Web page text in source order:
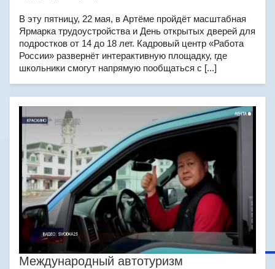
В эту пятницу, 22 мая, в Артёме пройдёт масштабная
Ярмарка трудоустройства и День открытых дверей для
подростков от 14 до 18 лет. Кадровый центр «Работа
России» развернёт интерактивную площадку, где
школьники смогут напрямую пообщаться с [...]
Международный автотуризм